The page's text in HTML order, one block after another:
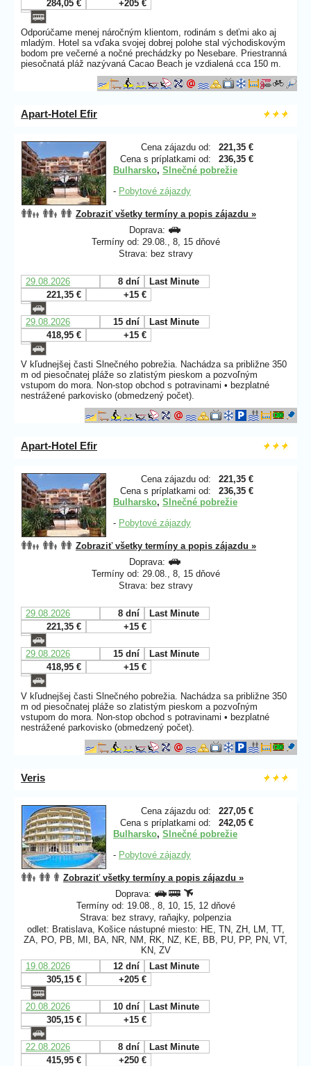
284,05 € +205 €
Odporúčame menej náročným klientom, rodinám s deťmi ako aj
mladým. Hotel sa vďaka svojej dobrej polohe stal východiskovým
bodom pre večerné a nočné prechádzky po Nesebare. Priestranná
piesočnatá pláž nazývaná Cacao Beach je vzdialená cca 150 m.
Apart-Hotel Efir
Cena zájazdu od:
221,35 €
Cena s príplatkami od:
236,35 €
Bulharsko, Slnečné pobrežie
- Pobytové zájazdy
Zobraziť všetky termíny a popis zájazdu »
Doprava:
Termíny od: 29.08., 8, 15 dňové
Strava: bez stravy
29.08.2026 8 dní
Last Minute
221,35 €
+15 €
29.08.2026 15 dní
Last Minute
418,95 €
+15 €
V kľudnejšej časti Slnečného pobrežia. Nachádza sa približne 350
m od piesočnatej pláže so zlatistým pieskom a pozvoľným
vstupom do mora. Non-stop obchod s potravinami • bezplatné
nestrážené parkovisko (obmedzený počet).
Apart-Hotel Efir
Cena zájazdu od:
221,35 €
Cena s príplatkami od:
236,35 €
Bulharsko, Slnečné pobrežie
- Pobytové zájazdy
Zobraziť všetky termíny a popis zájazdu »
Doprava:
Termíny od: 29.08., 8, 15 dňové
Strava: bez stravy
29.08.2026 8 dní
Last Minute
221,35 €
+15 €
29.08.2026 15 dní
Last Minute
418,95 €
+15 €
V kľudnejšej časti Slnečného pobrežia. Nachádza sa približne 350
m od piesočnatej pláže so zlatistým pieskom a pozvoľným
vstupom do mora. Non-stop obchod s potravinami • bezplatné
nestrážené parkovisko (obmedzený počet).
Veris
Cena zájazdu od:
227,05 €
Cena s príplatkami od:
242,05 €
Bulharsko, Slnečné pobrežie
- Pobytové zájazdy
Zobraziť všetky termíny a popis zájazdu »
Doprava:
Termíny od: 19.08., 8, 10, 15, 12 dňové
Strava: bez stravy, raňajky, polpenzia
odlet: Bratislava, Košice nástupné miesto: HE, TN, ZH, LM, TT,
ZA, PO, PB, MI, BA, NR, NM, RK, NZ, KE, BB, PU, PP, PN, VT,
KN, ZV
19.08.2026
12 dní
Last Minute
305,15 €
+205 €
20.08.2026 10 dní
Last Minute
305,15 €
+15 €
22.08.2026 8 dní
Last Minute
415,95 €
+250 €